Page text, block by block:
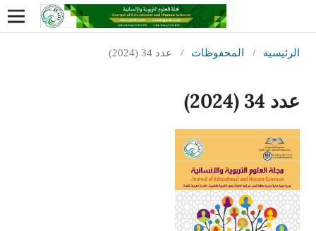
الرئيسية / المحفوظات / عدد 34 (2024)
عدد 34 (2024)